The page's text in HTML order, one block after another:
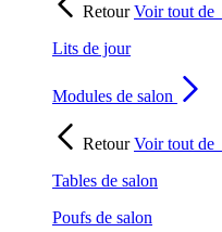
RetourVoir tout de
Lits de jour
Modules de salon
RetourVoir tout de
Tables de salon
Poufs de salon